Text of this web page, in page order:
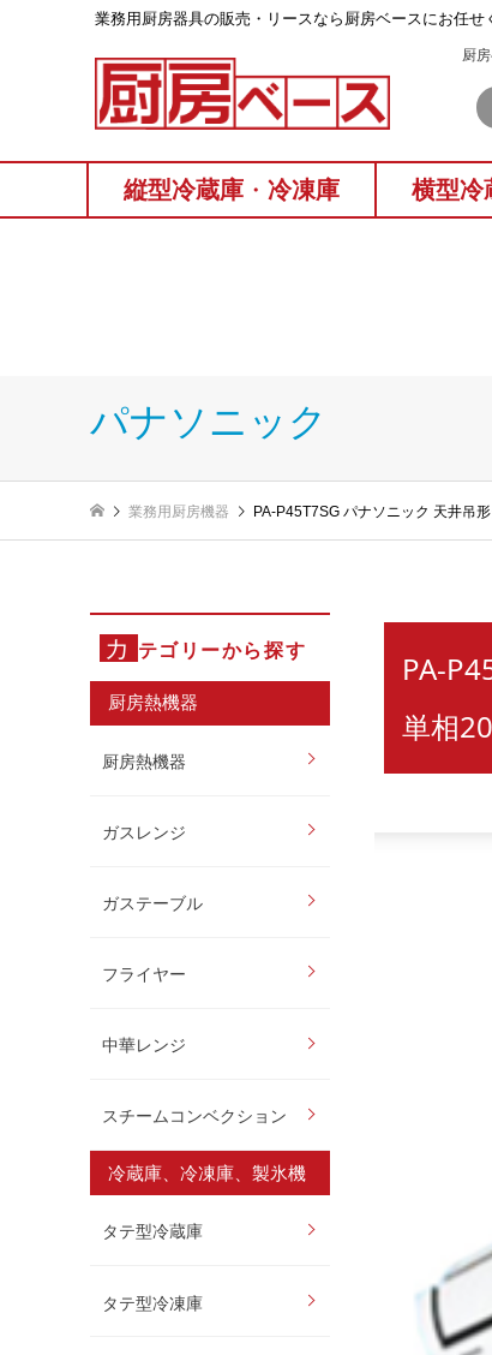
業務⽤厨房器具の販売・リースなら厨房ベースにお任せ
厨
縦型冷蔵庫 ・ 冷凍庫 横型冷
パナソニック
業務用厨房機器 PA-P45T7SG パナソニック 天井吊
カ テゴリーから探す
厨房熱機器
厨房熱機器
ガスレンジ
ガステーブル
フライヤー
中華レンジ
スチームコンベクション
冷蔵庫、冷凍庫、製氷機
タテ型冷蔵庫
タテ型冷凍庫
PA-
単相